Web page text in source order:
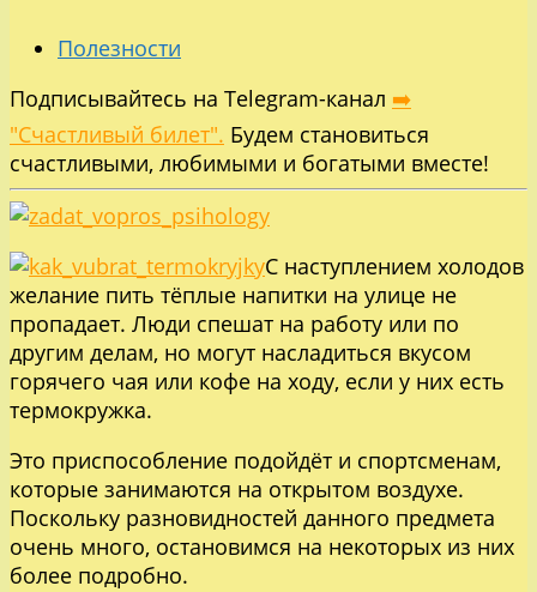
Полезности
Подписывайтесь на Telegram-канал ➡️
"Счастливый билет". Будем становиться
счастливыми, любимыми и богатыми вместе!
С наступлением холодов
желание пить тёплые напитки на улице не
пропадает. Люди спешат на работу или по
другим делам, но могут насладиться вкусом
горячего чая или кофе на ходу, если у них есть
термокружка.
Это приспособление подойдёт и спортсменам,
которые занимаются на открытом воздухе.
Поскольку разновидностей данного предмета
очень много, остановимся на некоторых из них
более подробно.